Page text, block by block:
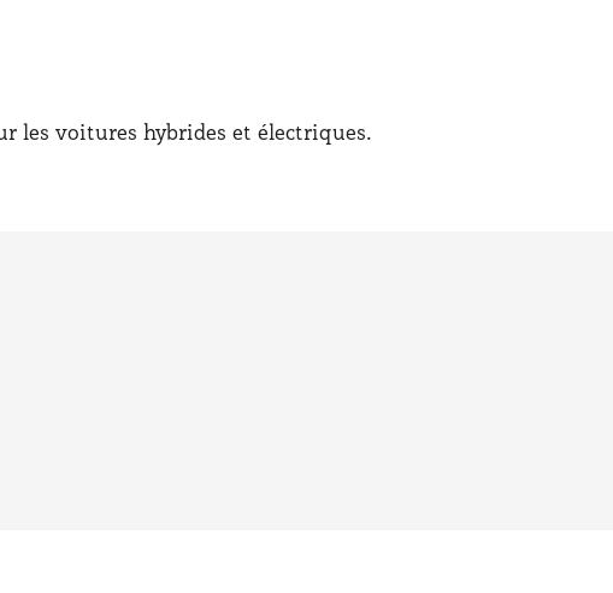
les voitures hybrides et électriques.